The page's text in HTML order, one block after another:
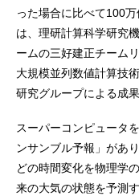
った場合に比べて100
は、理研計算科学研究
ームの三好建正チーム
大規模並列数値計算技
研究グループによる成果
スーパーコンピュータ
ンサンブル予報」があ
どの時間変化を物理学
来の大気の状態を予測